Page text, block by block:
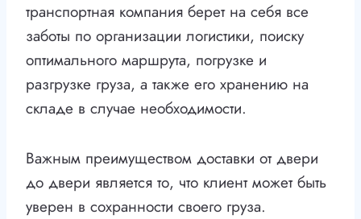
транспортная компания берет на себя все
заботы по организации логистики, поиску
оптимального маршрута, погрузке и
разгрузке груза, а также его хранению на
складе в случае необходимости.
Важным преимуществом доставки от двери
до двери является то, что клиент может быть
уверен в сохранности своего груза.